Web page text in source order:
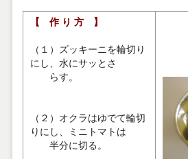
【 作 り 方 】
（１）ズッキーニを輪切り
にし、水にサッとさ
らす。
（２）オクラはゆでて輪切
りにし、ミニトマトは
半分に切る。